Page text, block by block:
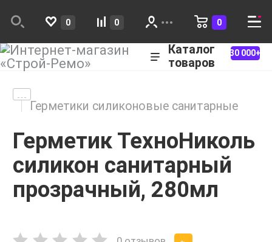
0 0 0
Каталог
товаров
30 000+
Герметики силиконовые санитарные
Герметик ТехноНиколь
силикон санитарный
прозрачный, 280мл